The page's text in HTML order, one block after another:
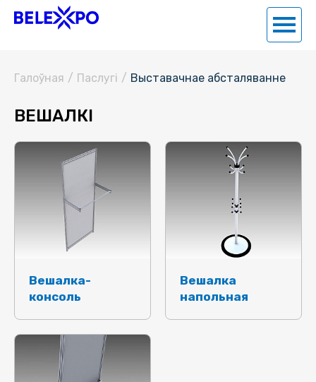
Галоўная / Паслугi / Выставачнае абсталяванне
ВЕШАЛКІ
Вешалка-
консоль
Вешалка
напольная